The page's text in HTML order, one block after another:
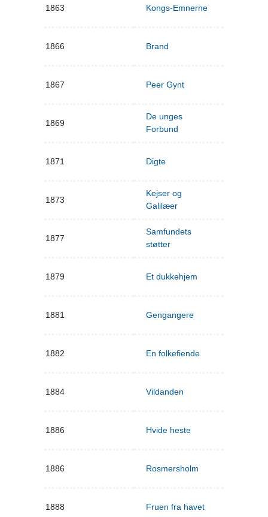
1863 Kongs-Emnerne
1866 Brand
1867 Peer Gynt
1869
De unges
Forbund
1871 Digte
1873
Kejser og
Galilæer
1877
Samfundets
støtter
1879 Et dukkehjem
1881 Gengangere
1882 En folkefiende
1884 Vildanden
1886 Hvide heste
1886 Rosmersholm
1888 Fruen fra havet